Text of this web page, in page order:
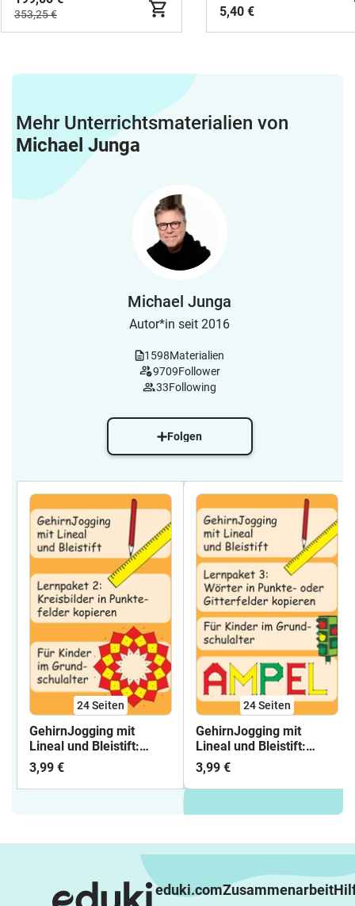
353,25 € 5,40 €
Mehr Unterrichtsmaterialien von
Michael Junga
Michael Junga
Autor*in seit 2016
1598Materialien
9709Follower
33Following
Folgen
24Seiten
GehirnJogging mit
Lineal und Bleistift:
Lernpaket 2
3,99 €
24Seiten
GehirnJogging mit
Lineal und Bleistift:
Lernpaket 3
3,99 €
eduki.comZusammenarbeit